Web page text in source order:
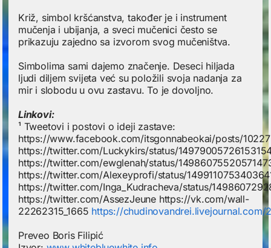
Križ, simbol kršćanstva, također je i instrument
mučenja i ubijanja, a sveci mučenici često se
prikazuju zajedno sa izvorom svog mučeništva.
Simbolima sami dajemo značenje. Deseci hiljada
ljudi diljem svijeta već su položili svoja nadanja za
mir i slobodu u ovu zastavu. To je dovoljno.
Linkovi:
¹ Tweetovi i postovi o ideji zastave:
https://www.facebook.com/itsgonnabeokai/posts/
https://twitter.com/Luckykirs/status/
https://twitter.com/ewglenah/status/
https://twitter.com/Alexeyprofi/status/
https://twitter.com/Inga_Kudracheva/status/
https://twitter.com/AssezJeune https://vk.com/wall-
22262315_1665 https://chudinovandrei.livejournal.com/
Preveo Boris Filipić